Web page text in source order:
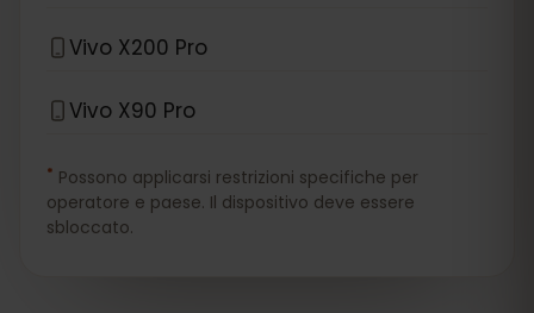
Vivo X200 Pro
Vivo X90 Pro
* Possono applicarsi restrizioni specifiche per
operatore e paese. Il dispositivo deve essere
sbloccato.